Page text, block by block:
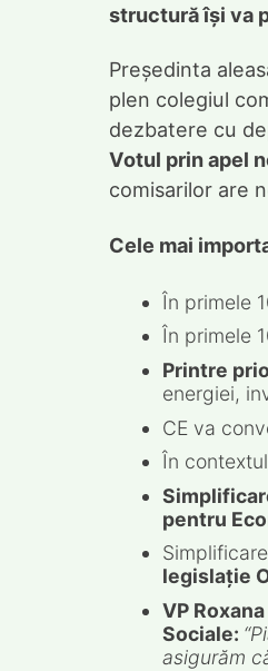
structură își va
Președinta
plen colegiul
dezbatere cu
Votul prin apel
comisarilor are
Cele mai
În primele
În primele
Printre
energiei,
CE va
În
pentru
legislație
VP
Sociale:
asigurăm